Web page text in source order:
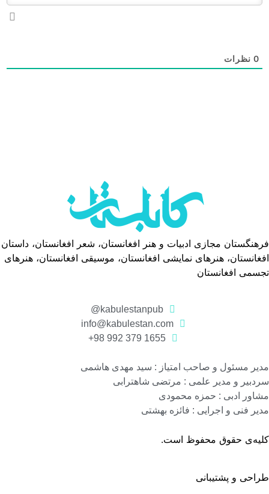
0 نظرات
فرهنگستان مجازی ادبیات و هنر افغانستان، شعر افغانستان، داستان
افغانستان، هنرهای نمایشی افغانستان، موسیقی افغانستان، هنرهای
تجسمی افغانستان
kabulestanpub@
info@kabulestan.com
1655 379 992 98+
مدیر مسئول و صاحب امتیاز : سید مهدی هاشمی
سردبیر و مدیر علمی : مرتضی شاهترابی
مشاور ادبی : حمزه محمودی
مدیر فنی و اجرایی : فائزه بهشتی
کلیه‌ی حقوق محفوظ است.
طراحی و پشتیبانی